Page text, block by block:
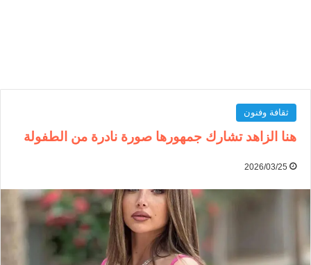
ثقافة وفنون
هنا الزاهد تشارك جمهورها صورة نادرة من الطفولة
2026/03/25